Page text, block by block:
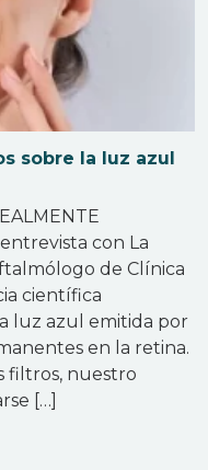
sobre la luz azul
con La
de Clínica
científica
luz azul emitida por
en la retina.
filtros, nuestro
[…]